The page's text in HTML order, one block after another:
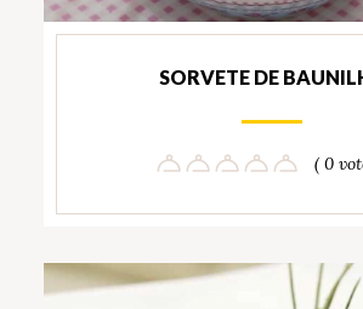
SORVETE DE
( 0